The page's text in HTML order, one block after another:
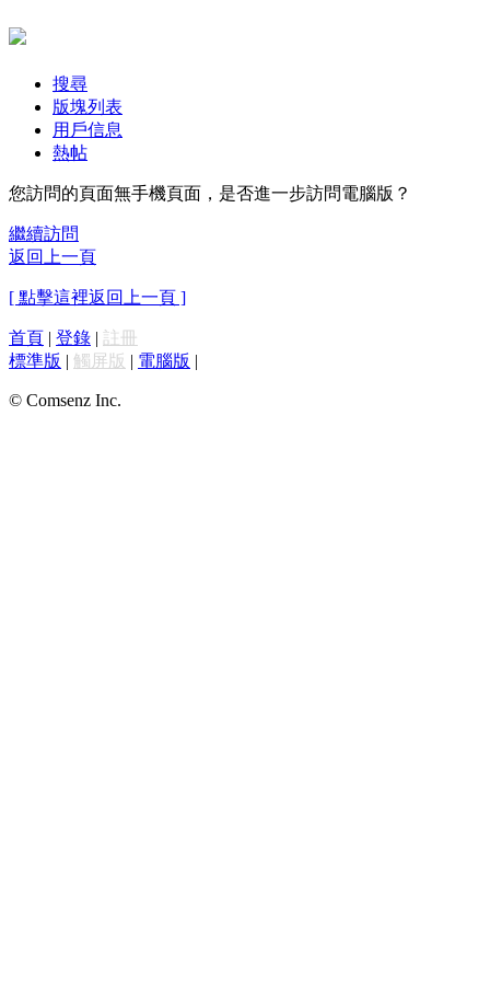
搜尋
版塊列表
用戶信息
熱帖
您訪問的頁面無手機頁面，是否進一步訪問電腦版？
繼續訪問
返回上一頁
[ 點擊這裡返回上一頁 ]
首頁 | 登錄 | 註冊
標準版 | 觸屏版 | 電腦版 |
© Comsenz Inc.